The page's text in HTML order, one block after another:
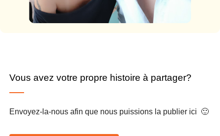
Vous avez votre propre histoire à partager?
Envoyez-la-nous afin que nous puissions la publier ici 🙂